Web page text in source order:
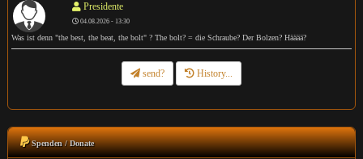
Presidente
04.08.2026 - 13:30
Was ist denn "the best, the beat, the bolt" ? The bolt? = die Schraube? Der Bolzen? Hääää?
send? History...
Spenden / Donate